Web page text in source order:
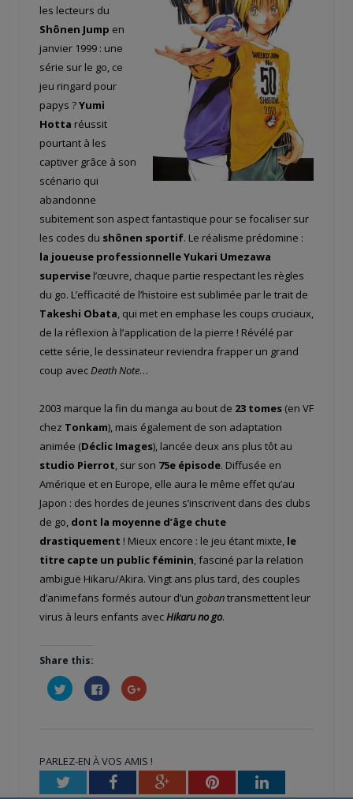
les lecteurs du
Shônen Jump en
janvier 1999 : une
série sur le go, ce
jeu ringard pour
papys ?Yumi
Hotta réussit
pourtant à les
captiver grâce à son
scénario qui
abandonne
subitement son aspect fantastique pour se focaliser sur
les codes du shônen sportif. Le réalisme prédomine :
la joueuse professionnelle Yukari Umezawa
supervise l’œuvre, chaque partie respectant les règles
du go. L’efficacité de l’histoire est sublimée par le trait de
Takeshi Obata , qui met en emphase les coups cruciaux,
de la réflexion à l’application de la pierre ! Révélé par
cette série, le dessinateur reviendra frapper un grand
coup avec Death Note…
2003 marque la fin du manga au bout de 23 tomes (en VF
chez Tonkam), mais également de son adaptation
animée (Déclic Images), lancée deux ans plus tôt au
studio Pierrot, sur son 75e épisode. Diffusée en
Amérique et en Europe, elle aura le même effet qu’au
Japon : des hordes de jeunes s’inscrivent dans des clubs
de go, dont la moyenne d’âge chute
drastiquement ! Mieux encore : le jeu étant mixte, le
titre capte un public féminin, fasciné par la relation
ambiguë Hikaru/Akira. Vingt ans plus tard, des couples
d’animefans formés autour d’un gobantransmettent leur
virus à leurs enfants avecHikaru no go.
Share this:
Cliquez
pour
partager
fenêtre)
Cliquez
pour
partager
fenêtre)
Cliquez
pour
nouvelle
fenêtre)
PARLEZ-EN À VOS AMIS !
TwitterFacebookGoogle+PinterestLinkedIn